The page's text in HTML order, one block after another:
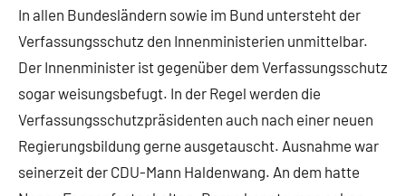
In allen Bundesländern sowie im Bund untersteht der
Verfassungsschutz den Innenministerien unmittelbar.
Der Innenminister ist gegenüber dem Verfassungsschutz
sogar weisungsbefugt. In der Regel werden die
Verfassungsschutzpräsidenten auch nach einer neuen
Regierungsbildung gerne ausgetauscht. Ausnahme war
seinerzeit der CDU-Mann Haldenwang. An dem hatte